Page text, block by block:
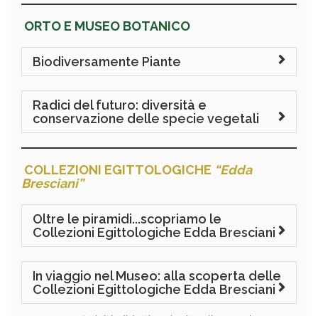
ORTO E MUSEO BOTANICO
Biodiversamente Piante
Radici del futuro: diversità e
conservazione delle specie vegetali
COLLEZIONI EGITTOLOGICHE “Edda
Bresciani”
Oltre le piramidi...scopriamo le
Collezioni Egittologiche Edda Bresciani
In viaggio nel Museo: alla scoperta delle
Collezioni Egittologiche Edda Bresciani